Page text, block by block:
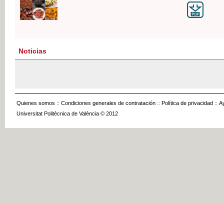
Noticias
Quienes somos :: Condiciones generales de contratación :: Política de privacidad ::
Universitat Politècnica de València © 2012